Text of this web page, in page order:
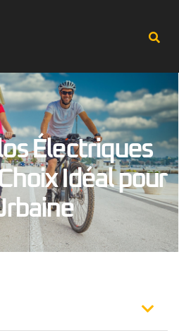
Électriques
Idéal pour